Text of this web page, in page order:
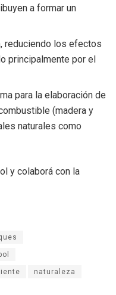
a formar un
reduciendo los efectos
principalmente por el
para la elaboración de
(madera y
naturales como
y colaborá con la
naturaleza